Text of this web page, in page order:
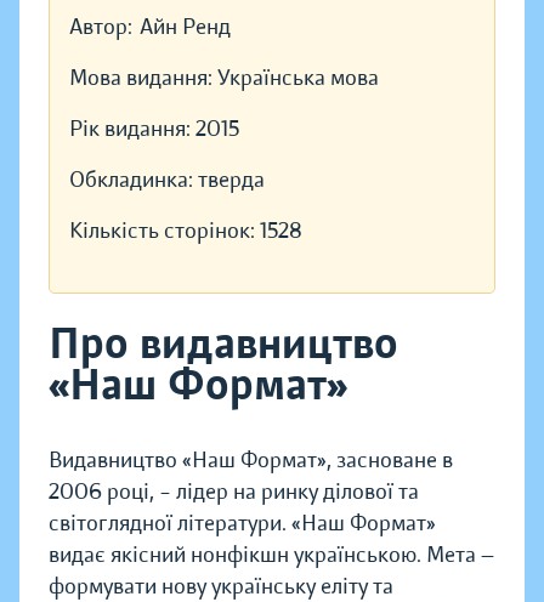
Автор: Айн Ренд
Мова видання: Українська мова
Рік видання: 2015
Обкладинка: тверда
Кількість сторінок: 1528
Про видавництво
«Наш Формат»
Видавництво «Наш Формат», засноване в
2006 році, – лідер на ринку ділової та
світоглядної літератури. «Наш Формат»
видає якісний нонфікшн українською. Мета —
формувати нову українську еліту та